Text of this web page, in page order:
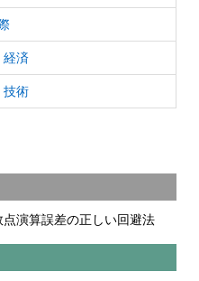
経済
技術
演算誤差の正しい回避法